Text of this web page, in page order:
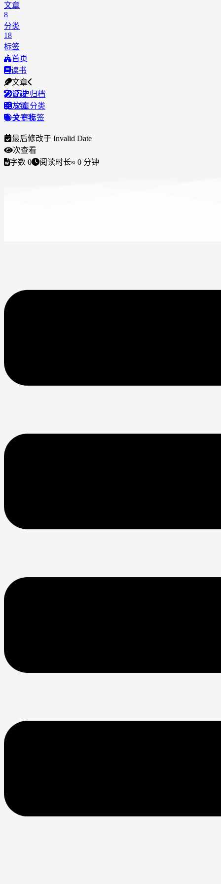
文章
8
分类
18
标签
首页
读书
文章
历史归档
文章分类
文章标签
说说
友链
关于我
最后修改于 Invalid Date
次查看
字数 0 阅读时长≈ 0 分钟